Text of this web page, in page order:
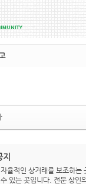
율적인 상거래를 보조하는
있는 곳입니다. 전문 상인
스케치
스케치